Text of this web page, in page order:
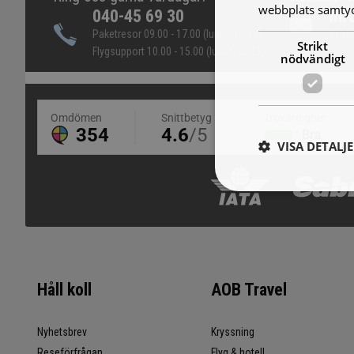
040-45 69 30
Paketresor 09.00 - 17.00 (lunch 12-13)
Flygsupport 10.00 - 15.00 (lunch 12-13)
Vi
Håll koll
Nyhetsbrev
AOB Travel
Kryssning
webbplats
Strikt
nödvändigt
VISA